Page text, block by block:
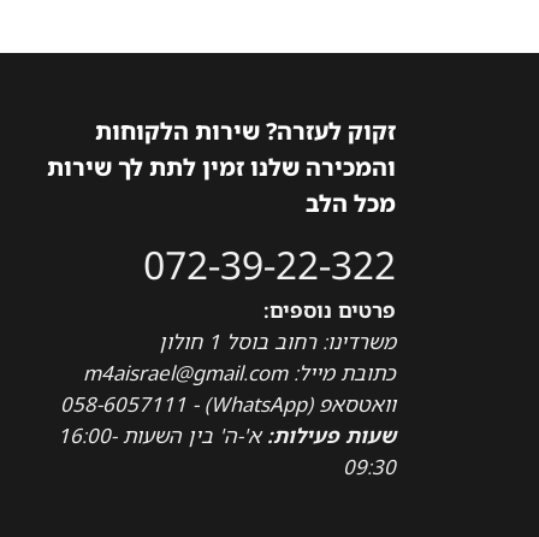
זקוק לעזרה? שירות הלקוחות
והמכירה שלנו זמין לתת לך שירות
מכל הלב
072-39-22-322
פרטים נוספים:
משרדינו: רחוב בוסל 1 חולון
כתובת מייל: m4aisrael@gmail.com
וואטסאפ (WhatsApp) - 058-6057111
שעות פעילות:
א'-ה' בין השעות 16:00-
09:30